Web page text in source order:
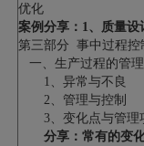
优化
案例分享：1、质量设
第三部分 事中过程控
一、生产过程的管
1、异常与不良
2、管理与控制
3、变化点与管理
分享：常有的变